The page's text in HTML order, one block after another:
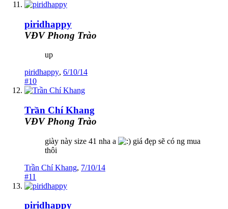
piridhappy
VĐV Phong Trào
up
piridhappy, 6/10/14
#10
Trần Chí Khang
VĐV Phong Trào
giày này size 41 nha a
giá đẹp sẽ có ng mua
thôi
Trần Chí Khang, 7/10/14
#11
piridhappy